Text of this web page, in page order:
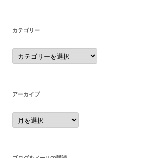
カテゴリー
カ
テ
ゴ
アーカイブ
ア
ー
カ